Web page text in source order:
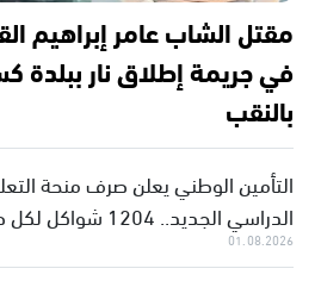
مقتل الشاب عامر إبراهيم
في جريمة إطلاق نار ببلدة
بالنقب
التأمين الوطني يعلن صرف منحة
الدراسي الجديد.. 1204 شواكل لكل طفل مستحق
01.08.2026